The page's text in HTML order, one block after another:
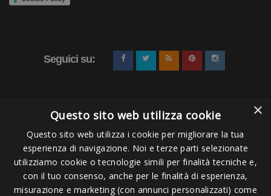
Seguici su:
Pagamenti Accettati
×
Questo sito web utilizza cookie
Questo sito web utilizza i cookie per migliorare la tua
esperienza di navigazione. Noi e terze parti selezionate
utilizziamo cookie o tecnologie simili per finalità tecniche e,
con il tuo consenso, anche per le finalità di esperienza,
misurazione e marketing (con annunci personalizzati) come